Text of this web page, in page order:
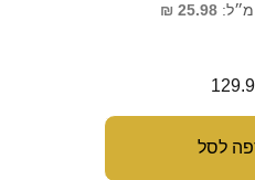
לסל
25.98
₪